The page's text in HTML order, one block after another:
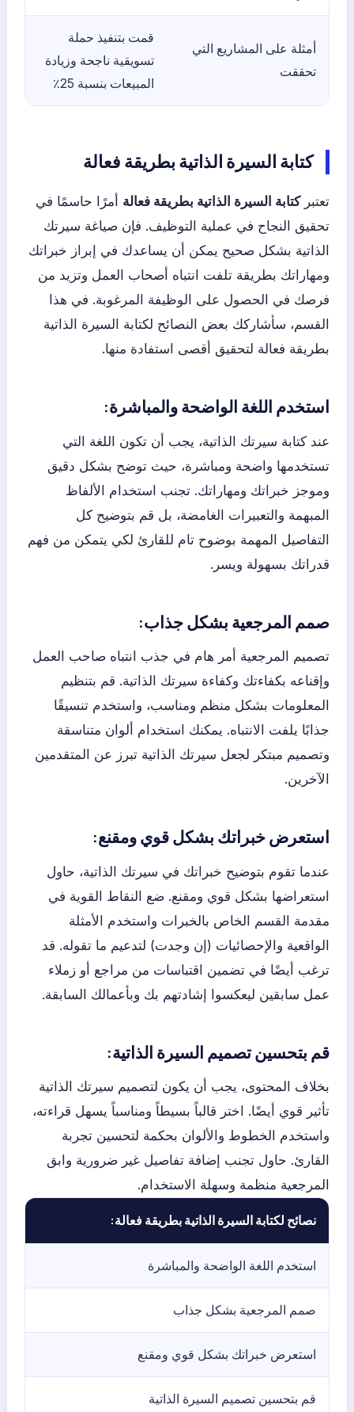
أمثلة على المشاريع التي
تحققت
قمت بتنفيذ حملة
تسويقية ناجحة وزيادة
المبيعات بنسبة 25٪
كتابة السيرة الذاتية بطريقة فعالة
تعتبركتابة السيرة الذاتية بطريقة فعالة أمرًا حاسمًا في
تحقيق النجاح في عملية التوظيف. فإن صياغة سيرتك
الذاتية بشكل صحيح يمكن أن يساعدك في إبراز خبراتك
ومهاراتك بطريقة تلفت انتباه أصحاب العمل وتزيد من
فرصك في الحصول على الوظيفة المرغوبة. في هذا
القسم، سأشاركك بعض النصائح لكتابة السيرة الذاتية
بطريقة فعالة لتحقيق أقصى استفادة منها.
استخدم اللغة الواضحة والمباشرة:
عند كتابة سيرتك الذاتية، يجب أن تكون اللغة التي
تستخدمها واضحة ومباشرة، حيث توضح بشكل دقيق
وموجز خبراتك ومهاراتك. تجنب استخدام الألفاظ
المبهمة والتعبيرات الغامضة، بل قم بتوضيح كل
التفاصيل المهمة بوضوح تام للقارئ لكي يتمكن من فهم
قدراتك بسهولة ويسر.
صمم المرجعية بشكل جذاب:
تصميم المرجعية أمر هام في جذب انتباه صاحب العمل
وإقناعه بكفاءتك وكفاءة سيرتك الذاتية. قم بتنظيم
المعلومات بشكل منظم ومناسب، واستخدم تنسيقًا
جذابًا يلفت الانتباه. يمكنك استخدام ألوان متناسقة
وتصميم مبتكر لجعل سيرتك الذاتية تبرز عن المتقدمين
الآخرين.
استعرض خبراتك بشكل قوي ومقنع:
عندما تقوم بتوضيح خبراتك في سيرتك الذاتية، حاول
استعراضها بشكل قوي ومقنع. ضع النقاط القوية في
مقدمة القسم الخاص بالخبرات واستخدم الأمثلة
الواقعية والإحصائيات (إن وجدت) لتدعيم ما تقوله. قد
ترغب أيضًا في تضمين اقتباسات من مراجع أو زملاء
عمل سابقين ليعكسوا إشادتهم بك وبأعمالك السابقة.
قم بتحسين تصميم السيرة الذاتية:
بخلاف المحتوى، يجب أن يكون لتصميم سيرتك الذاتية
تأثير قوي أيضًا. اختر قالباً بسيطاً ومناسباً يسهل قراءته،
واستخدم الخطوط والألوان بحكمة لتحسين تجربة
القارئ. حاول تجنب إضافة تفاصيل غير ضرورية وابق
المرجعية منظمة وسهلة الاستخدام.
نصائح لكتابة السيرة الذاتية بطريقة فعالة:
استخدم اللغة الواضحة والمباشرة
صمم المرجعية بشكل جذاب
استعرض خبراتك بشكل قوي ومقنع
قم بتحسين تصميم السيرة الذاتية